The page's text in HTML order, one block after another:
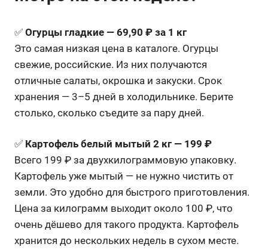
✅ Огурцы гладкие — 69,90 ₽ за 1 кг
Это самая низкая цена в каталоге. Огурцы
свежие, российские. Из них получаются
отличные салаты, окрошка и закуски. Срок
хранения — 3–5 дней в холодильнике. Берите
столько, сколько съедите за пару дней.
✅ Картофель белый мытый 2 кг — 199 ₽
Всего 199 ₽ за двухкилограммовую упаковку.
Картофель уже мытый — не нужно чистить от
земли. Это удобно для быстрого приготовления.
Цена за килограмм выходит около 100 ₽, что
очень дёшево для такого продукта. Картофель
хранится до нескольких недель в сухом месте.